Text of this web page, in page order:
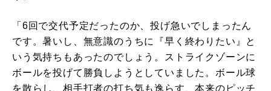
「6回で交代予定だったのか、投げ急いでしまったん
です。暑いし、無意識のうちに『早く終わりたい』と
いう気持ちもあったのでしょう。ストライクゾーンに
ボールを投げて勝負しようとしていました。ボール球
を散らし、相手打者の打ち気も逸らす、本来のピッチ